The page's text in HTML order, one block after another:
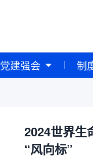
党建强会 制
2024世界生
“风向标”